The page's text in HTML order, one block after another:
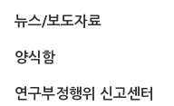
뉴스/보도자료
양식함
연구부정행위 신고센터